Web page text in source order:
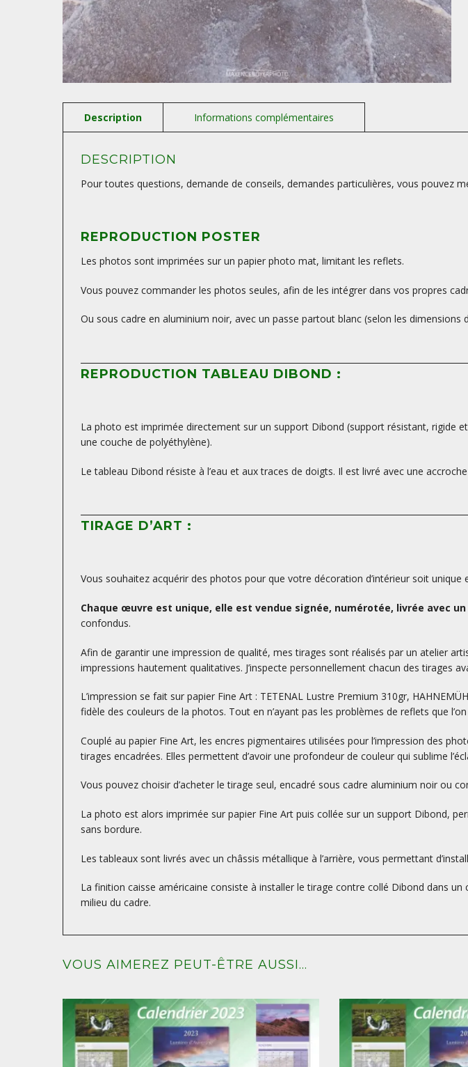
DESCRIPTION
Pour toutes questions, demande de conseils, demandes particulières, vous pouvez
REPRODUCTION POSTER
Les photos sont imprimées sur un papier photo mat, limitant les reflets.
Vous pouvez commander les photos seules, afin de les intégrer dans vos propres
Ou sous cadre en aluminium noir, avec un passe partout blanc (selon les dimensions
REPRODUCTION TABLEAU DIBOND :
La photo est imprimée directement sur un support Dibond (support résistant, rigide
une couche de polyéthylène).
Le tableau Dibond résiste à l’eau et aux traces de doigts. Il est livré avec une
TIRAGE D’ART :
Vous souhaitez acquérir des photos pour que votre décoration d’intérieur soit unique
Chaque œuvre est unique, elle est vendue signée, numérotée, livrée avec
confondus.
Afin de garantir une impression de qualité, mes tirages sont réalisés par un atelier
impressions hautement qualitatives. J’inspecte personnellement chacun des tirages
L’impression se fait sur papier Fine Art : TETENAL Lustre Premium 310gr,
fidèle des couleurs de la photos. Tout en n’ayant pas les problèmes de reflets que
Couplé au papier Fine Art, les encres pigmentaires utilisées pour l’impression des
tirages encadrées. Elles permettent d’avoir une profondeur de couleur qui sublime
Vous pouvez choisir d’acheter le tirage seul, encadré sous cadre aluminium noir ou
La photo est alors imprimée sur papier Fine Art puis collée sur un support Dibond,
sans bordure.
Les tableaux sont livrés avec un châssis métallique à l’arrière, vous permettant
La finition caisse américaine consiste à installer le tirage contre collé Dibond dans
milieu du cadre.
VOUS AIMEREZ PEUT-ÊTRE AUSSI…